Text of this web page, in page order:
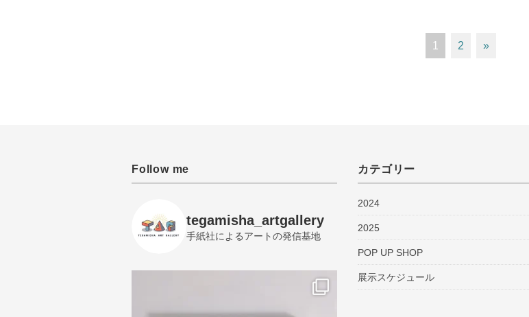
1 2 »
Follow me
tegamisha_artgallery
手紙社によるアートの発信基地
カテゴリー
2024
2025
POP UP SHOP
展示スケジュール